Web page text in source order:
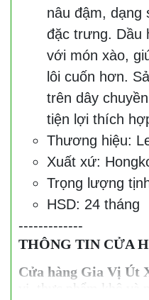
nâu đậm, dạng
đặc trưng. Dầu
với món xào,
lôi cuốn hơn.
trên dây
tiện lợi thích
Thương hiệu:
Xuất xứ:
Trọng lượng
HSD: 24 tháng
-------------
THÔNG TIN CỬA
Cửa hàng Gia Vị Út
vị, thực phẩm khô và